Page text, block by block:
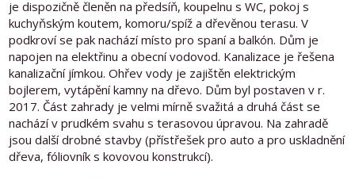
je dispozičně členěn na předsíň, koupelnu s WC, pokoj s
kuchyňským koutem, komoru/spíž a dřevěnou terasu. V
podkroví se pak nachází místo pro spaní a balkón. Dům je
napojen na elektřinu a obecní vodovod. Kanalizace je řešena
kanalizační jímkou. Ohřev vody je zajištěn elektrickým
bojlerem, vytápění kamny na dřevo. Dům byl postaven v r.
2017. Část zahrady je velmi mírně svažitá a druhá část se
nachází v prudkém svahu s terasovou úpravou. Na zahradě
jsou další drobné stavby (přístřešek pro auto a pro uskladnění
dřeva, fóliovník s kovovou konstrukcí).